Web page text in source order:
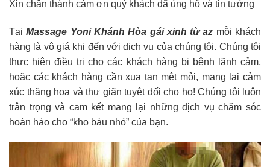
Xin chân thành cám ơn quý khách đã ủng hộ và tin tưởng
TạiMassage Yoni Khánh Hòa gái xinh từ az mỗi khách
hàng là vô giá khi đến với dịch vụ của chúng tôi. Chúng tôi
thực hiện điều trị cho các khách hàng bị bệnh lãnh cảm,
hoặc các khách hàng cần xua tan mệt mỏi, mang lại cảm
xúc thăng hoa và thư giãn tuyệt đối cho họ! Chúng tôi luôn
trân trọng và cam kết mang lại những dịch vụ chăm sóc
hoàn hảo cho “kho báu nhỏ” của bạn.